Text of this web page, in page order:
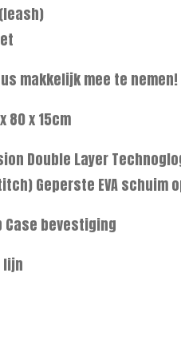
makkelijk mee te nemen!
80 x 15cm
Double Layer
Geperste EVA schuim
Case bevestiging
lijn